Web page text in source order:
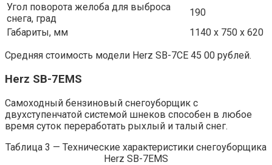
Угол поворота желоба для выброса
снега, град
190
Габариты, мм
1140 х 750 х 620
Средняя стоимость модели Herz SB-7CE 45 00 рублей.
Herz SB-7EMS
Самоходный бензиновый снегоуборщик с
двухступенчатой системой шнеков способен в любое
время суток переработать рыхлый и талый снег.
Таблица 3 — Технические характеристики снегоуборщика
Herz SB-7EMS